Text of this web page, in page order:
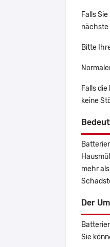
Falls
nächste
Bitte
Falls die
keine
mehr
Der
Sie